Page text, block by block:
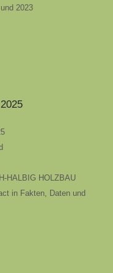
2023
HALBIG HOLZBAU
in Fakten, Daten und